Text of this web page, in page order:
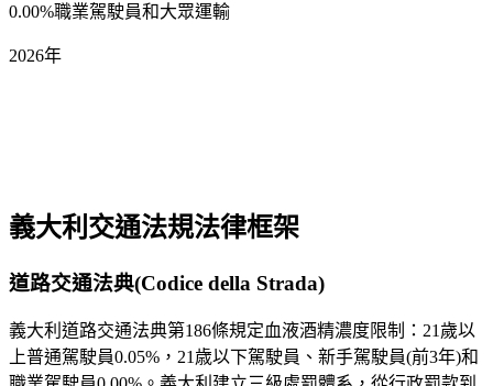
0.00%職業駕駛員和大眾運輸
2026年
義大利交通法規法律框架
道路交通法典(Codice della Strada)
義大利道路交通法典第186條規定血液酒精濃度限制：21歲以
上普通駕駛員0.05%，21歳以下駕駛員、新手駕駛員(前3年)和